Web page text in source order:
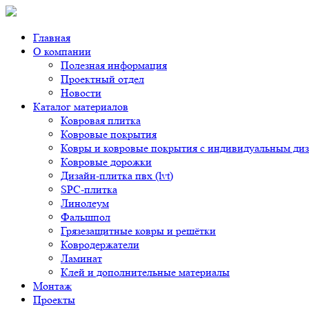
Главная
О компании
Полезная информация
Проектный отдел
Новости
Каталог материалов
Ковровая плитка
Ковровые покрытия
Ковры и ковровые покрытия с индивидуальным
Ковровые дорожки
Дизайн-плитка пвх (lvt)
SPC-плитка
Линолеум
Фальшпол
Грязезащитные ковры и решётки
Ковродержатели
Ламинат
Клей и дополнительные материалы
Монтаж
Проекты